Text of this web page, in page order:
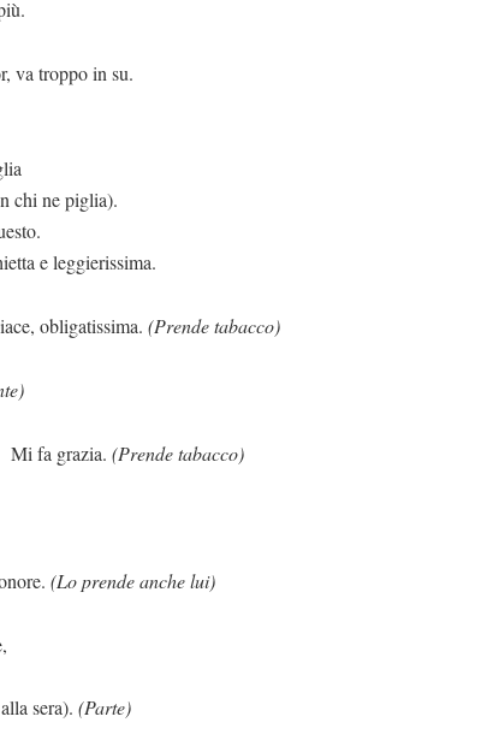
va troppo in su.
chi ne piglia).
e leggierissima.
obligatissima. (Prende tabacco)
(Prende tabacco)
(Lo prende anche lui)
sera). (Parte)